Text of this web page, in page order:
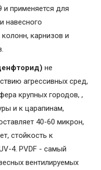
и применяется для
навесного
карнизов и
не
агрессивных сред,
крупных городов, ,
и к царапинам,
40-60 микрон,
стойкость к
4. PVDF - самый
вентилируемых